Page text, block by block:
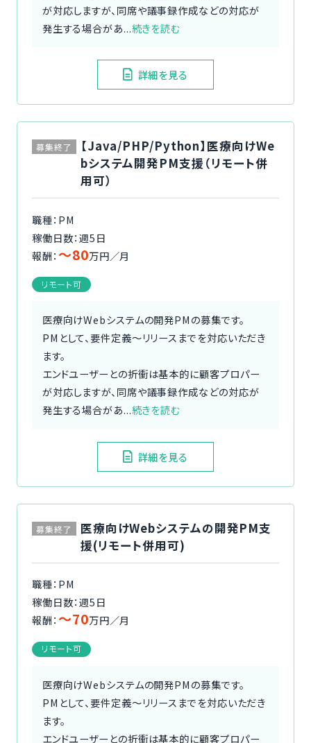
が対応しますが、同席や議事録作成などの対応が
発生する場合があ...続きを読む
詳細を見る
募集終了
【Java/PHP/Python】医療向けWe
bシステム開発PM支援（リモート併
用可）
職種：PM
稼働日数：週5日
報酬： 〜80万円／月
リモート可
医療向けWebシステムの開発PMの募集です。
PMとして、要件定義～リリースまでを対応いただき
ます。
エンドユーザーとの折衝は基本的に顧客プロパー
が対応しますが、同席や議事録作成などの対応が
発生する場合があ...続きを読む
詳細を見る
募集終了
医療向けWebシステムの開発PM支
援(リモート併用可)
職種：PM
稼働日数：週5日
報酬： 〜70万円／月
リモート可
医療向けWebシステムの開発PMの募集です。
PMとして、要件定義〜リリースまでを対応いただき
ます。
エンドユーザーとの折衝は基本的に顧客プロパー